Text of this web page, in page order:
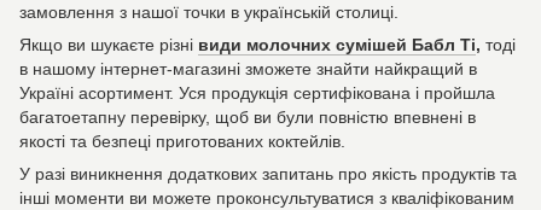
замовлення з нашої точки в українській столиці.
Якщо ви шукаєте різні види молочних сумішей Бабл Ті, тоді
в нашому інтернет-магазині зможете знайти найкращий в
Україні асортимент. Уся продукція сертифікована і пройшла
багатоетапну перевірку, щоб ви були повністю впевнені в
якості та безпеці приготованих коктейлів.
У разі виникнення додаткових запитань про якість продуктів та
інші моменти ви можете проконсультуватися з кваліфікованим